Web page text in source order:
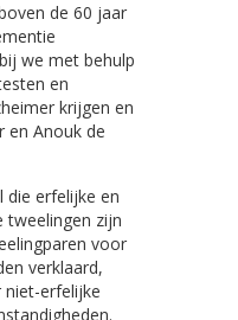
de 60 jaar
we met behulp
en
krijgen en
en Anouk de
die erfelijke en
tweelingen zijn
voor
verklaard,
niet-erfelijke